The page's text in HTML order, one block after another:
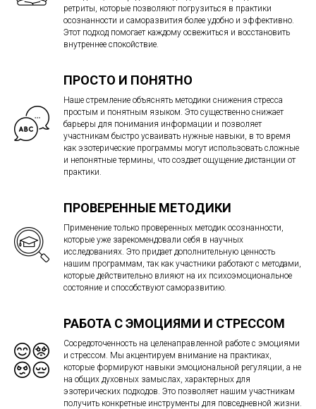
ретриты, которые позволяют погрузиться в практики
осознанности и саморазвития более удобно и эффективно.
Этот подход помогает каждому освежиться и восстановить
внутреннее спокойствие.
ПРОСТО И ПОНЯТНО
Наше стремление объяснять методики снижения стресса
простым и понятным языком. Это существенно снижает
барьеры для понимания информации и позволяет
участникам быстро усваивать нужные навыки, в то время
как эзотерические программы могут использовать сложные
и непонятные термины, что создает ощущение дистанции от
практики.
ПРОВЕРЕННЫЕ МЕТОДИКИ
Применение только проверенных методик осознанности,
которые уже зарекомендовали себя в научных
исследованиях. Это придает дополнительную ценность
нашим программам, так как участники работают с методами,
которые действительно влияют на их психоэмоциональное
состояние и способствуют саморазвитию.
РАБОТА С ЭМОЦИЯМИ И СТРЕССОМ
Сосредоточенность на целенаправленной работе с эмоциями
и стрессом. Мы акцентируем внимание на практиках,
которые формируют навыки эмоциональной регуляции, а не
на общих духовных замыслах, характерных для
эзотерических подходов. Это позволяет нашим участникам
получить конкретные инструменты для повседневной жизни.